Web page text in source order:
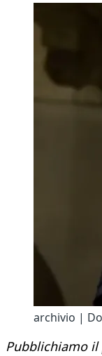
archivio |
Pubblichiamo